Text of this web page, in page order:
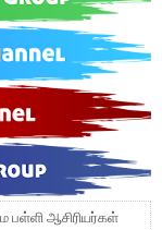
பள்ளி ஆசிரியர்கள்